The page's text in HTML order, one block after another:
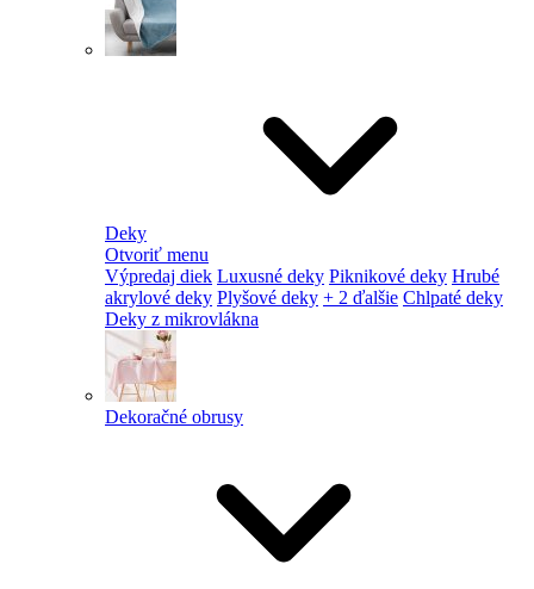
Deky
Otvoriť menu
Výpredaj diek Luxusné deky Piknikové deky Hrubé
akrylové deky Plyšové deky + 2 ďalšie Chlpaté deky
Deky z mikrovlákna
Dekoračné obrusy